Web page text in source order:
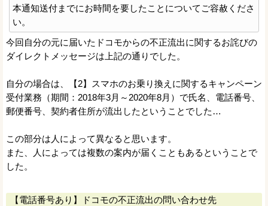
本通知送付までにお時間を要したことについてご容赦くださ
い。
今回自分の元に届いたドコモからの不正流出に関するお詫びの
ダイレクトメッセージは上記の通りでした。
自分の場合は、【2】スマホのお乗り換えに関するキャンペーン
受付業務（期間：2018年3月～2020年8月）で氏名、電話番号、
郵便番号、契約者住所が流出したということでした…
この部分は人によって異なると思います。
また、人によっては複数の案内が届くこともあるということで
した。
【電話番号あり】ドコモの不正流出の問い合わせ先